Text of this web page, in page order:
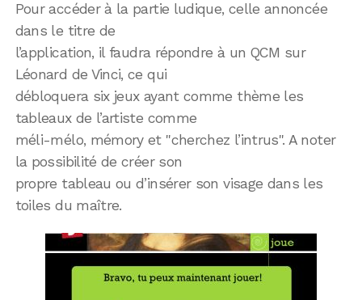
Pour accéder à la partie ludique, celle annoncée
dans le titre de
l’application, il faudra répondre à un QCM sur
Léonard de Vinci, ce qui
débloquera six jeux ayant comme thème les
tableaux de l’artiste comme
méli-mélo, mémory et "cherchez l’intrus". A noter
la possibilité de créer son
propre tableau ou d’insérer son visage dans les
toiles du maître.